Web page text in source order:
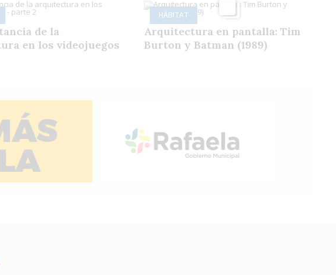
de la
en los videojuegos
HÁBITAT
Arquitectura en pantalla: Tim
Burton y Batman (1989)